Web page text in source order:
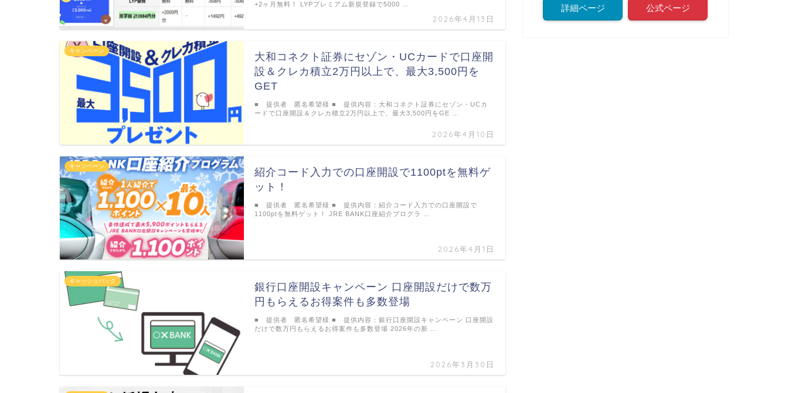
2026年4月13日
+2ヶ月無料！ LYPプレミアム新規登録で5000 …
キャンペーン
大和コネクト証券にセゾン・UCカードで口座開
設＆クレカ積立2万円以上で、最大3,500円を
GET
2026年4月10日
■ 提供者 匿名希望様 ■ 提供内容：大和コネクト証券にセゾン・UCカ
ードで口座開設＆クレカ積立2万円以上で、最大3,500円をGE …
キャンペーン
紹介コード入力での口座開設で1100ptを無料ゲ
ット！
2026年4月1日
■ 提供者 匿名希望様 ■ 提供内容：紹介コード入力での口座開設で
1100ptを無料ゲット！ JRE BANK口座紹介プログラ …
キャッシュバック
銀行口座開設キャンペーン 口座開設だけで数万
円もらえるお得案件も多数登場
2026年3月30日
■ 提供者 匿名希望様 ■ 提供内容：銀行口座開設キャンペーン 口座開設
だけで数万円もらえるお得案件も多数登場 2026年の新 …
詳細ページ 公式ページ